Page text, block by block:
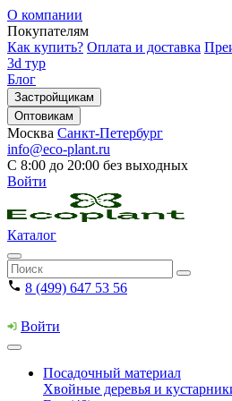
О компании
Покупателям
Как купить? Оплата и доставка
3d тур
Блог
Застройщикам
Оптовикам
Москва Санкт-Петербург
info@eco-plant.ru
С 8:00 до 20:00 без выходных
Войти
Каталог
8 (499) 647 53 56
Войти
Посадочный материал
Хвойные деревья и